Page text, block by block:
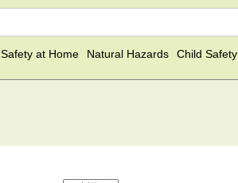
Safety at Home Natural Hazards Child Safety